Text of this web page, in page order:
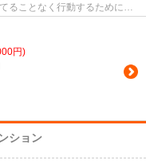
ることなく行動するために駅
円)
ション